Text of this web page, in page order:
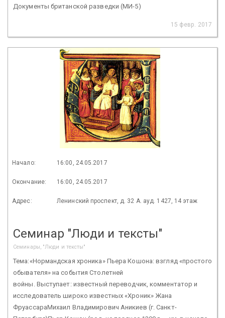
Документы британской разведки (МИ-5)
15 февр. 2017
Начало: 16:00, 24.05.2017
Окончание: 16:00, 24.05.2017
Адрес: Ленинский проспект, д. 32 А. ауд. 1427, 14 этаж
Семинар "Люди и тексты"
Семинары, "Люди и тексты"
Тема:«Нормандская хроника» Пьера Кошона: взгляд «простого
обывателя» на события Столетней
войны. Выступает: известный переводчик, комментатор и
исследователь широко известных «Хроник» Жана
ФруассараМихаил Владимирович Аникиев (г. Санкт-